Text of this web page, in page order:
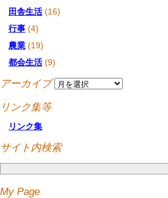
田舎生活 (16)
行事 (4)
農業 (19)
都会生活 (9)
アーカイブ
リンク集等
リンク集
サイト内検索
My Page